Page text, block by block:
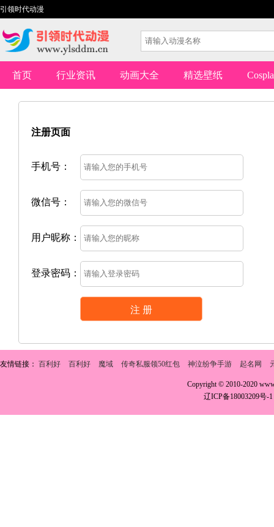
引领时代动漫
首页 行业资讯 动画大全 精选壁纸
注册页面
手机号：
微信号：
用户昵称：
登录密码：
友情链接： 百利好 百利好 魔域 传奇私服领50红包 神泣纷争手游 起名网
Copyright © 2010-2020
辽ICP备18003209号-